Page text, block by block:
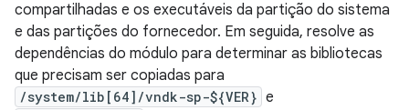
compartilhadas e os executáveis da partição do sistema
e das partições do fornecedor. Em seguida, resolve as
dependências do módulo para determinar as bibliotecas
que precisam ser copiadas para
/system/lib[64]/vndk-sp-${VER} e